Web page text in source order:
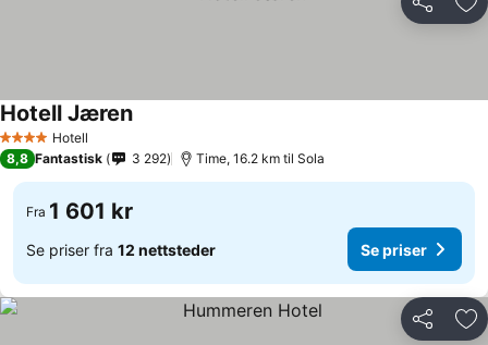
Del
4 StjernerHotell
Hotell Jæren
8,8 Fantastisk 3 292 Time, 16.2 km til Sola
Fra 1 601 kr
Se priser fra 12 nettsteder Se priser
Del